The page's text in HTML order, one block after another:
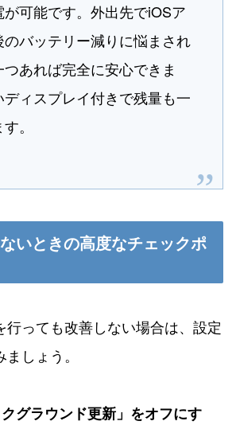
可能です。外出先でiOSア
のバッテリー減りに悩まされ
あれば完全に安心できま
ィスプレイ付きで残量も一
。
いときの高度なチェックポ
行っても改善しない場合は、設定
しょう。
クグラウンド更新」をオフにす